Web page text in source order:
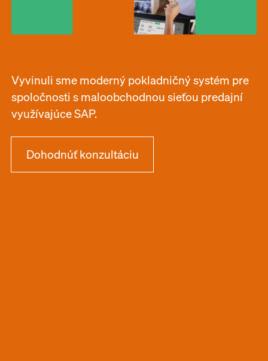
Vyvinuli sme moderný pokladničný systém pre
spoločnosti s maloobchodnou sieťou predajní
využívajúce SAP.
Dohodnúť konzultáciu